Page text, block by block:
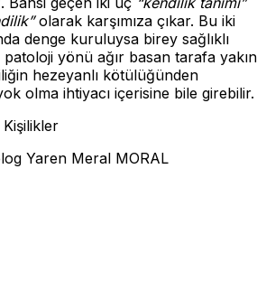
olarak karşımıza çıkar. Bu iki
denge kuruluysa birey sağlıklı
yönü ağır basan tarafa yakın
hezeyanlı kötülüğünden
olma ihtiyacı içerisine bile girebilir.
Yaren Meral MORAL